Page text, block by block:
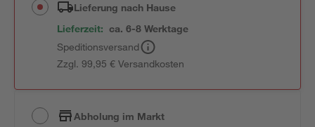
Lieferung nach Hause
Lieferzeit: ca. 6-8 Werktage
Speditionsversand
Zzgl. 99,95 € Versandkosten
Abholung im Markt